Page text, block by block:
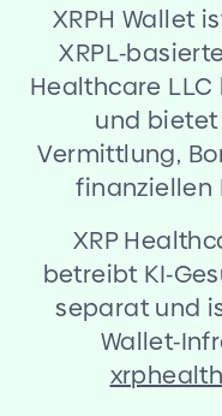
XRPH Wallet
XRPL-
Healthcare
und bietet
Vermittlung,
finanziellen
XRP
betreibt KI-
separat und
Wallet-